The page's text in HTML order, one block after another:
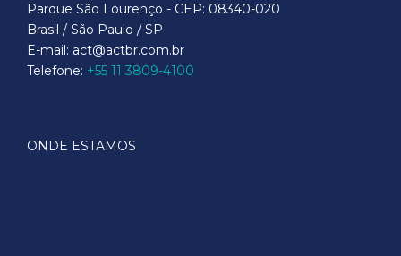
Parque São Lourenço - CEP: 08340-020
Brasil / São Paulo / SP
E-mail: act@actbr.com.br
Telefone: +55 11 3809-4100
ONDE ESTAMOS